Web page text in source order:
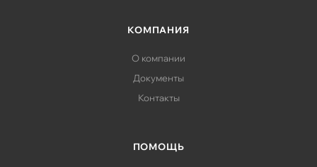
КОМПАНИЯ
О компании
Документы
Контакты
ПОМОЩЬ